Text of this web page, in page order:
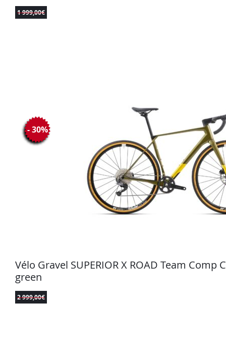
1 999,00€
Vélo Gravel SUPERIOR X ROAD Team Comp
green
2 999,00€
- 30%